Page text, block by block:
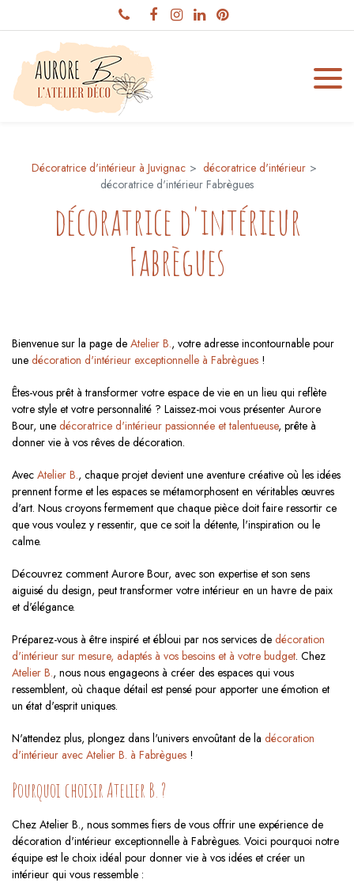
Décoratrice d'intérieur à Juvignac
décoratrice d'intérieur
décoratrice d'intérieur Fabrègues
décoratrice d'intérieur
Fabrègues
Bienvenue sur la page de Atelier B., votre adresse incontournable pour
une décoration d'intérieur exceptionnelle à Fabrègues !
Êtes-vous prêt à transformer votre espace de vie en un lieu qui reflète
votre style et votre personnalité ? Laissez-moi vous présenter Aurore
Bour, une décoratrice d'intérieur passionnée et talentueuse, prête à
donner vie à vos rêves de décoration.
Avec Atelier B., chaque projet devient une aventure créative où les idées
prennent forme et les espaces se métamorphosent en véritables œuvres
d'art. Nous croyons fermement que chaque pièce doit faire ressortir ce
que vous voulez y ressentir, que ce soit la détente, l'inspiration ou le
calme.
Découvrez comment Aurore Bour, avec son expertise et son sens
aiguisé du design, peut transformer votre intérieur en un havre de paix
et d'élégance.
Préparez-vous à être inspiré et ébloui par nos services de décoration
d'intérieur sur mesure, adaptés à vos besoins et à votre budget. Chez
Atelier B., nous nous engageons à créer des espaces qui vous
ressemblent, où chaque détail est pensé pour apporter une émotion et
un état d'esprit uniques.
N'attendez plus, plongez dans l'univers envoûtant de la décoration
d'intérieur avec Atelier B. à Fabrègues !
Pourquoi choisir Atelier B. ?
Chez Atelier B., nous sommes fiers de vous offrir une expérience de
décoration d'intérieur exceptionnelle à Fabrègues. Voici pourquoi notre
équipe est le choix idéal pour donner vie à vos idées et créer un
intérieur qui vous ressemble :
Panneau de gestion des cookies